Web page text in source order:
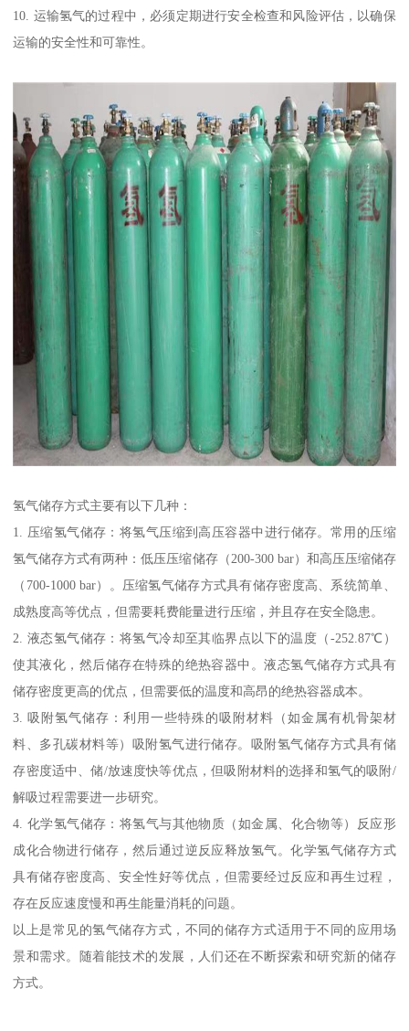
10. 运输氢气的过程中，必须定期进行安全检查和风险评估，以确保
运输的安全性和可靠性。
氢气储存方式主要有以下几种：
1. 压缩氢气储存：将氢气压缩到高压容器中进行储存。常用的压缩
氢气储存方式有两种：低压压缩储存（200-300 bar）和高压压缩储存
（700-1000 bar）。压缩氢气储存方式具有储存密度高、系统简单、
成熟度高等优点，但需要耗费能量进行压缩，并且存在安全隐患。
2. 液态氢气储存：将氢气冷却至其临界点以下的温度（-252.87℃）
使其液化，然后储存在特殊的绝热容器中。液态氢气储存方式具有
储存密度更高的优点，但需要低的温度和高昂的绝热容器成本。
3. 吸附氢气储存：利用一些特殊的吸附材料（如金属有机骨架材
料、多孔碳材料等）吸附氢气进行储存。吸附氢气储存方式具有储
存密度适中、储/放速度快等优点，但吸附材料的选择和氢气的吸附/
解吸过程需要进一步研究。
4. 化学氢气储存：将氢气与其他物质（如金属、化合物等）反应形
成化合物进行储存，然后通过逆反应释放氢气。化学氢气储存方式
具有储存密度高、安全性好等优点，但需要经过反应和再生过程，
存在反应速度慢和再生能量消耗的问题。
以上是常见的氢气储存方式，不同的储存方式适用于不同的应用场
景和需求。随着能技术的发展，人们还在不断探索和研究新的储存
方式。